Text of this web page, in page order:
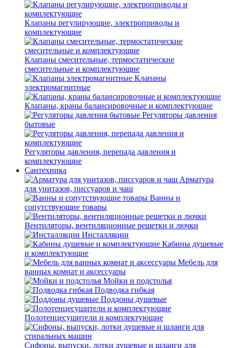
Клапаны регулирующие, электроприводы и
комплектующие
Клапаны смесительные, термостатические
смесительные и комплектующие
Клапаны
электромагнитные
Клапаны, краны балансировочные и комплектующие
Регуляторы давления
бытовые
Регуляторы давления, перепада давления и
комплектующие
Сантехника
Арматура
для унитазов, писсуаров и чаш
Ванны и
сопутствующие товары
Вентиляторы, вентиляционные решетки и лючки
Инсталляции
Кабины душевые
и комплектующие
Мебель для
ванных комнат и аксессуары
Мойки и подстолья
Подводка гибкая
Поддоны душевые
Полотенцесушители и комплектующие
Сифоны, выпуски, лотки душевые и шланги для